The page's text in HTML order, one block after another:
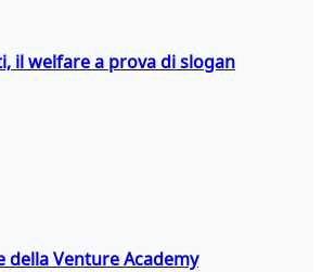
il welfare a prova di slogan
della Venture Academy